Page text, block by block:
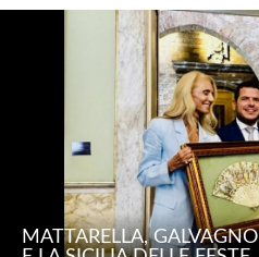
MATTARELLA, GALVAGNO